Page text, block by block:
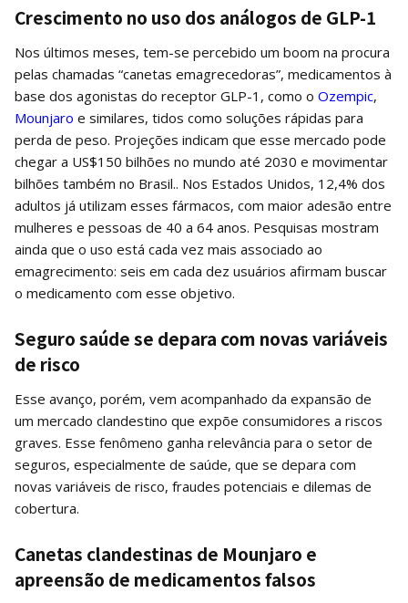
Crescimento no uso dos análogos de GLP-1
Nos últimos meses, tem-se percebido um boom na procura
pelas chamadas “canetas emagrecedoras”, medicamentos à
base dos agonistas do receptor GLP-1, como o Ozempic,
Mounjaro e similares, tidos como soluções rápidas para
perda de peso. Projeções indicam que esse mercado pode
chegar a US$150 bilhões no mundo até 2030 e movimentar
bilhões também no Brasil.. Nos Estados Unidos, 12,4% dos
adultos já utilizam esses fármacos, com maior adesão entre
mulheres e pessoas de 40 a 64 anos. Pesquisas mostram
ainda que o uso está cada vez mais associado ao
emagrecimento: seis em cada dez usuários afirmam buscar
o medicamento com esse objetivo.
Seguro saúde se depara com novas variáveis
de risco
Esse avanço, porém, vem acompanhado da expansão de
um mercado clandestino que expõe consumidores a riscos
graves. Esse fenômeno ganha relevância para o setor de
seguros, especialmente de saúde, que se depara com
novas variáveis de risco, fraudes potenciais e dilemas de
cobertura.
Canetas clandestinas de Mounjaro e
apreensão de medicamentos falsos